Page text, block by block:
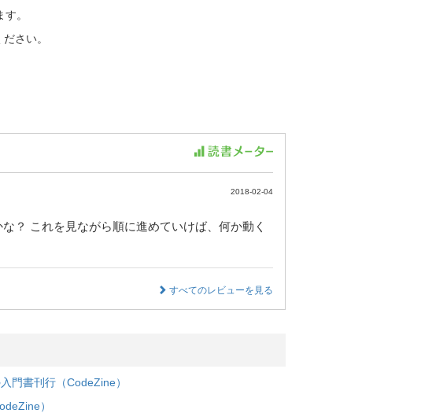
。
さい。
2018-02-04
？ これを見ながら順に進めていけば、何か動く
すべてのレビューを見る
門書刊行（CodeZine）
）